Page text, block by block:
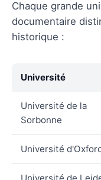
Chaque grande
documentaire
historique :
Université
Université de la
Sorbonne
Université
Université de